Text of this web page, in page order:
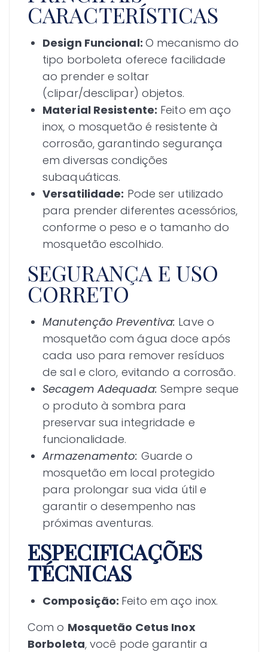
CARACTERÍSTICAS
Design Funcional: O mecanismo do
tipo borboleta oferece facilidade
ao prender e soltar
(clipar/desclipar) objetos.
Material Resistente: Feito em aço
inox, o mosquetão é resistente à
corrosão, garantindo segurança
em diversas condições
subaquáticas.
Versatilidade: Pode ser utilizado
para prender diferentes acessórios,
conforme o peso e o tamanho do
mosquetão escolhido.
SEGURANÇA E USO
CORRETO
Manutenção Preventiva: Lave o
mosquetão com água doce após
cada uso para remover resíduos
de sal e cloro, evitando a corrosão.
Secagem Adequada: Sempre seque
o produto à sombra para
preservar sua integridade e
funcionalidade.
Armazenamento: Guarde o
mosquetão em local protegido
para prolongar sua vida útil e
garantir o desempenho nas
próximas aventuras.
ESPECIFICAÇÕES
TÉCNICAS
Composição: Feito em aço inox.
Com o Mosquetão Cetus Inox
Borboleta, você pode garantir a